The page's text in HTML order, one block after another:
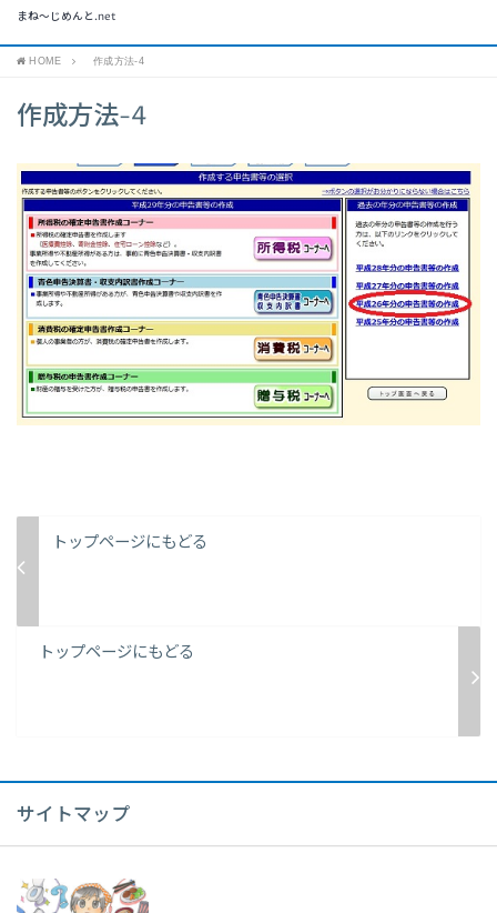
まね～じめんと.net
HOME 作成方法-4
作成方法-4
トップページにもどる
トップページにもどる
サイトマップ